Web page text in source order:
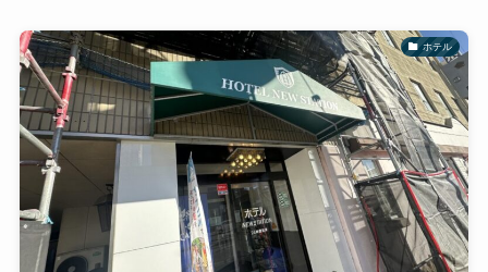
ホテル